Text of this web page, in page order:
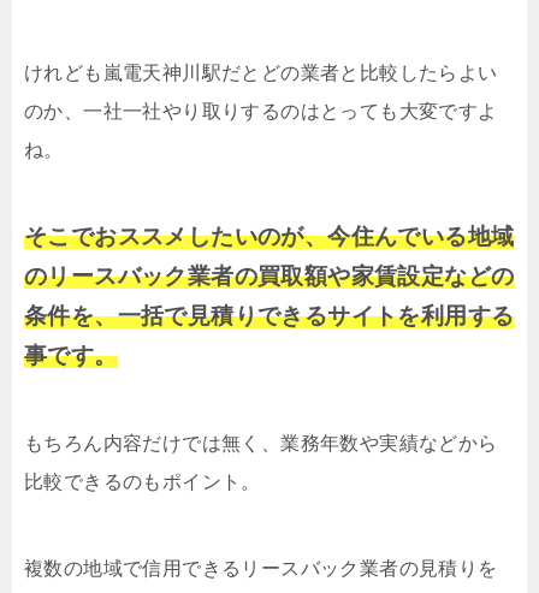
けれども嵐電天神川駅だとどの業者と比較したらよい
のか、一社一社やり取りするのはとっても大変ですよ
ね。
そこでおススメしたいのが、今住んでいる地域
のリースバック業者の買取額や家賃設定などの
条件を、一括で見積りできるサイトを利用する
事です。
もちろん内容だけでは無く、業務年数や実績などから
比較できるのもポイント。
複数の地域で信用できるリースバック業者の見積りを